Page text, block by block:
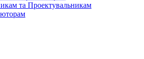
та Проектувальникам